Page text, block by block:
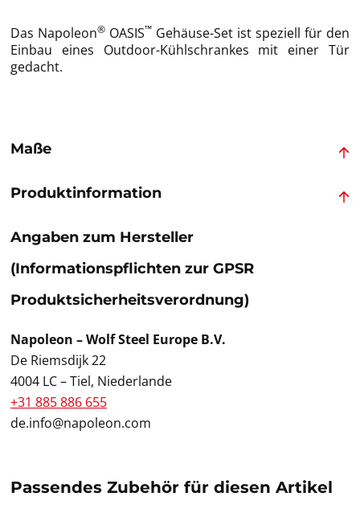
Das Napoleon® OASIS™ Gehäuse-Set ist speziell für den
Einbau eines Outdoor-Kühlschrankes mit einer Tür
gedacht.
Maße
Produktinformation
Angaben zum Hersteller
(Informationspflichten zur GPSR
Produktsicherheitsverordnung)
Napoleon – Wolf Steel Europe B.V.
De Riemsdijk 22
4004 LC – Tiel, Niederlande
+31 885 886 655
de.info@napoleon.com
Passendes Zubehör für diesen Artikel